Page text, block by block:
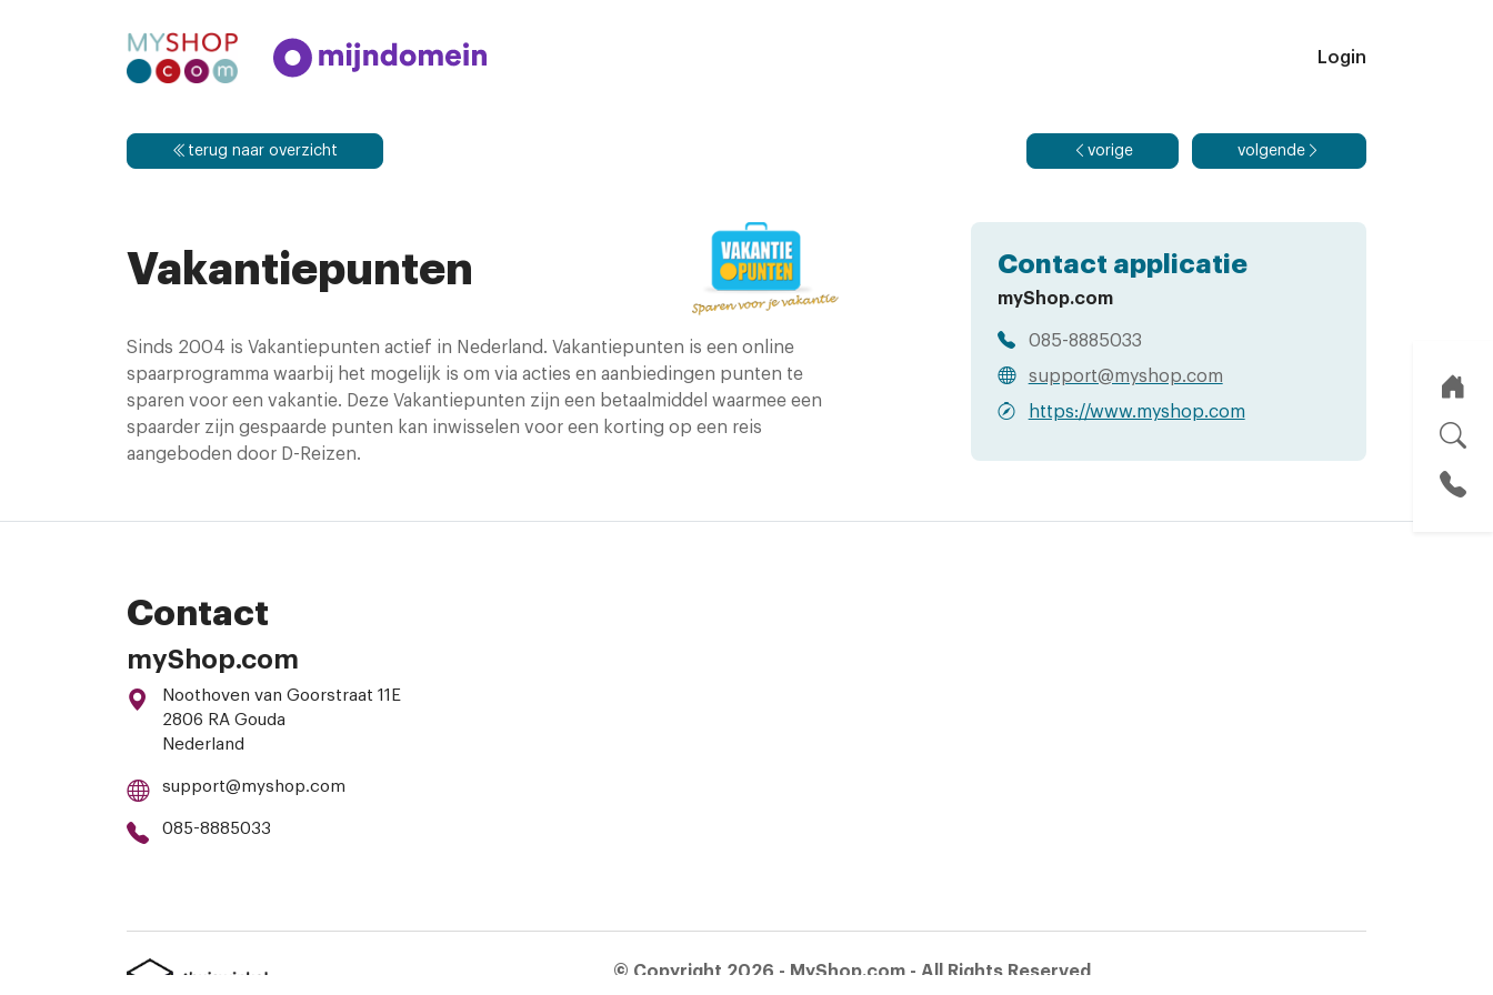
Login
terug naar overzicht vorige volgende
Vakantiepunten
Sinds 2004 is Vakantiepunten actief in Nederland. Vakantiepunten is een online
spaarprogramma waarbij het mogelijk is om via acties en aanbiedingen punten te
sparen voor een vakantie. Deze Vakantiepunten zijn een betaalmiddel waarmee een
spaarder zijn gespaarde punten kan inwisselen voor een korting op een reis
aangeboden door D-Reizen.
Contact applicatie
myShop.com
085-8885033
support@myshop.com
https://www.myshop.com
Contact
myShop.com
Noothoven van Goorstraat 11E
2806 RA Gouda
Nederland
support@myshop.com
085-8885033
© Copyright 2026 - MyShop.com - All Rights Reserved